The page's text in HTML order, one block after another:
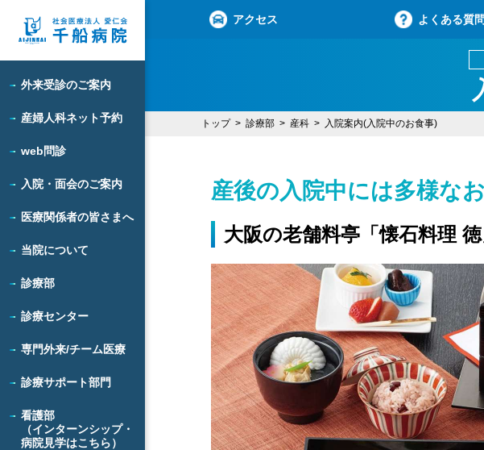
外来受診のご案内
産婦人科ネット予約
web問診
入院・面会のご案内
医療関係者の皆さまへ
当院について
診療部
診療センター
専門外来/チーム医療
診療サポート部門
看護部
（インターンシップ・
病院見学はこちら）
アクセス よくある質問
トップ 診療部 産科 入院案内(入院中のお食事)
産後の入院中には多様な
大阪の老舗料亭「懐石料理